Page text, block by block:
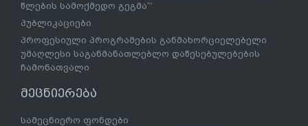
წლების სამოქმედო გეგმა“’
პუბლიკაციები
პროფესიული პროგრამების განმახორციელებელი
უმაღლესი საგანმანათლებლო დაწესებულებების
ჩამონათვალი
მეცნიერება
სამეცნიერო ფონდები